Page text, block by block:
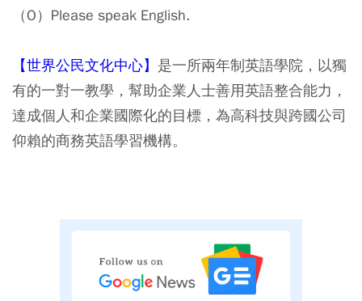
（O）Please speak English.
【世界公民文化中心】 是一所兩年制英語學院，以獨
有的一對一教學，幫助企業人士善用英語整合能力，
達成個人和企業國際化的目標，為高科技與跨國公司
仰賴的商務英語學習機構。